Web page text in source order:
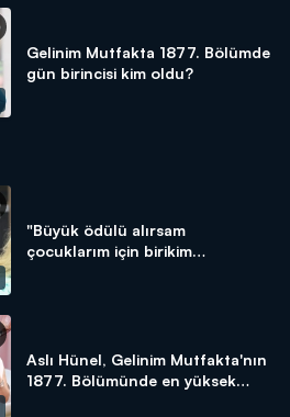
Gelinim Mutfakta 1877. Bölümde
gün birincisi kim oldu?
"Büyük ödülü alırsam
çocuklarım için birikim
Aslı Hünel, Gelinim Mutfakta'nın
1877. Bölümünde en yüksek